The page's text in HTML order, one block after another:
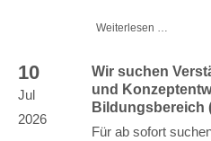
Weiterlesen …
10
Jul
2026
Wir suchen
und
Bildungsbereich
Für ab sofort